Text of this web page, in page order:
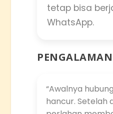
tetap bisa
WhatsApp.
“Awalnya
hancur. Setelah